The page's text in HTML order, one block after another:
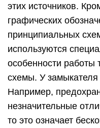
этих источников.
графических
принципиальных
используются
особенности работы
схемы. У замыкателя
Например,
незначительные
то это означает